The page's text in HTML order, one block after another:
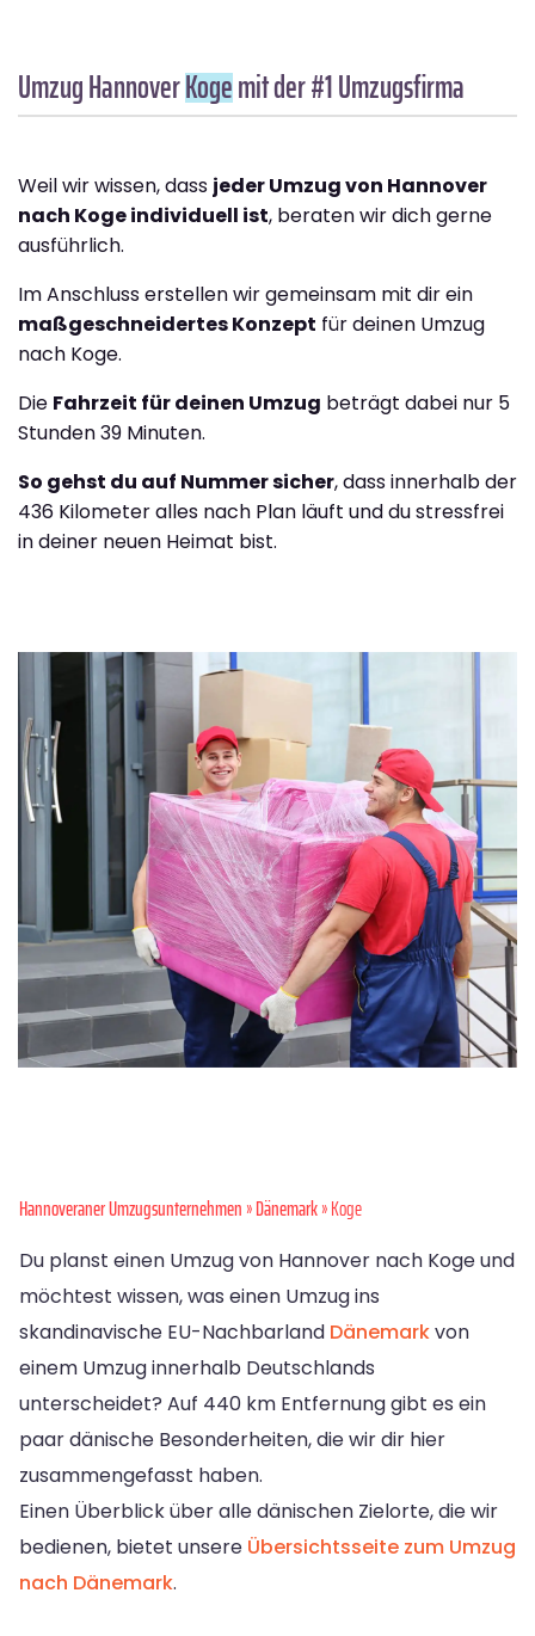
Umzug HannoverKogemit der #1 Umzugsfirma
Weil wir wissen, dass jeder Umzug von Hannover
nach Koge individuell ist, beraten wir dich gerne
ausführlich.
Im Anschluss erstellen wir gemeinsam mit dir ein
maßgeschneidertes Konzept für deinen Umzug
nach Koge.
Die Fahrzeit für deinen Umzug beträgt dabei nur 5
Stunden 39 Minuten.
So gehst du auf Nummer sicher, dass innerhalb der
436 Kilometer alles nach Plan läuft und du stressfrei
in deiner neuen Heimat bist.
Hannoveraner Umzugsunternehmen»Dänemark» Koge
Du planst einen Umzug von Hannover nach Koge und
möchtest wissen, was einen Umzug ins
skandinavische EU-Nachbarland Dänemarkvon
einem Umzug innerhalb Deutschlands
unterscheidet? Auf 440 km Entfernung gibt es ein
paar dänische Besonderheiten, die wir dir hier
zusammengefasst haben.
Einen Überblick über alle dänischen Zielorte, die wir
bedienen, bietet unsere Übersichtsseite zum Umzug
nach Dänemark.